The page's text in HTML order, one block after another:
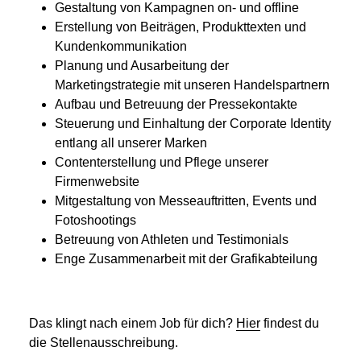
Gestaltung von Kampagnen on- und offline
Erstellung von Beiträgen, Produkttexten und
Kundenkommunikation
Planung und Ausarbeitung der
Marketingstrategie mit unseren Handelspartnern
Aufbau und Betreuung der Pressekontakte
Steuerung und Einhaltung der Corporate Identity
entlang all unserer Marken
Contenterstellung und Pflege unserer
Firmenwebsite
Mitgestaltung von Messeauftritten, Events und
Fotoshootings
Betreuung von Athleten und Testimonials
Enge Zusammenarbeit mit der Grafikabteilung
Das klingt nach einem Job für dich? Hier findest du
die Stellenausschreibung.